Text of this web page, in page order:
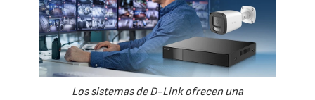
Los sistemas de D-Link ofrecen una